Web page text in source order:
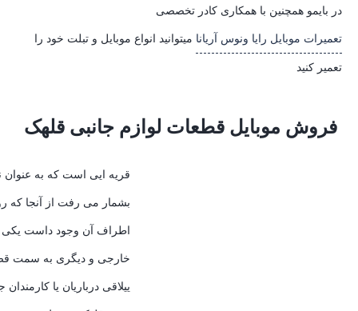
در بایمو همچنین با همکاری کادر تخصصی
تعمیرات موبایل رایا ونوس آریانا میتوانید انواع موبایل و تبلت خود را
تعمیر کنید
فروش موبایل قطعات لوازم جانبی قلهک
قریه ایی است که به
بشمار می رفت از آنجا که
اطراف آن وجود داست
خارجی و دیگری به سمت
ییلاقی درباریان یا